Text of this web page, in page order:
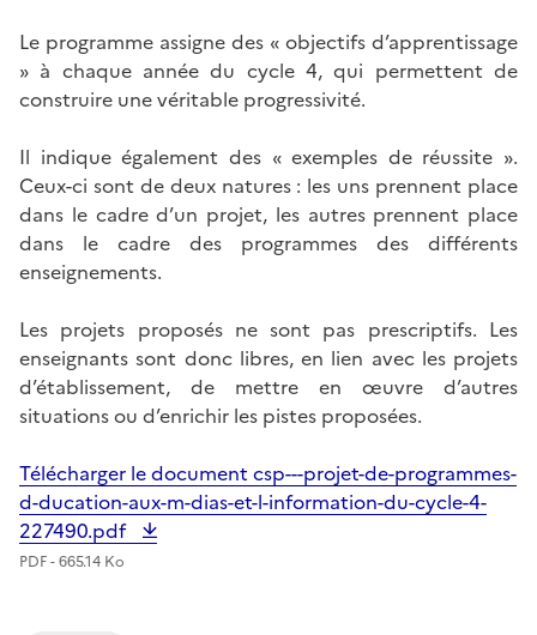
Le programme assigne des « objectifs d’apprentissage
» à chaque année du cycle 4, qui permettent de
construire une véritable progressivité.
Il indique également des « exemples de réussite ».
Ceux-ci sont de deux natures : les uns prennent place
dans le cadre d’un projet, les autres prennent place
dans le cadre des programmes des différents
enseignements.
Les projets proposés ne sont pas prescriptifs. Les
enseignants sont donc libres, en lien avec les projets
d’établissement, de mettre en œuvre d’autres
situations ou d’enrichir les pistes proposées.
Télécharger le document csp---projet-de-programmes-
d-ducation-aux-m-dias-et-l-information-du-cycle-4-
227490.pdf
PDF - 665.14 Ko